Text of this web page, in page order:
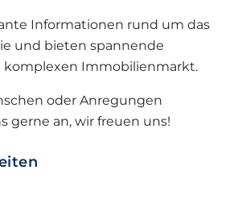
Informationen rund um das
und bieten spannende
komplexen Immobilienmarkt.
oder Anregungen
gerne an, wir freuen uns!